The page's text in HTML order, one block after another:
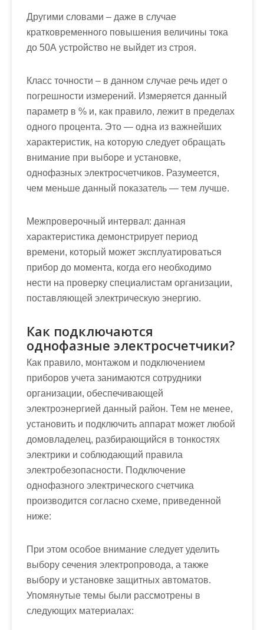
Другими словами – даже в случае
кратковременного повышения величины тока
до 50А устройство не выйдет из строя.
Класс точности – в данном случае речь идет о
погрешности измерений. Измеряется данный
параметр в % и, как правило, лежит в пределах
одного процента. Это — одна из важнейших
характеристик, на которую следует обращать
внимание при выборе и установке,
однофазных электросчетчиков. Разумеется,
чем меньше данный показатель — тем лучше.
Межпроверочный интервал: данная
характеристика демонстрирует период
времени, который может эксплуатироваться
прибор до момента, когда его необходимо
нести на проверку специалистам организации,
поставляющей электрическую энергию.
Как подключаются
однофазные электросчетчики?
Как правило, монтажом и подключением
приборов учета занимаются сотрудники
организации, обеспечивающей
электроэнергией данный район. Тем не менее,
установить и подключить аппарат может любой
домовладелец, разбирающийся в тонкостях
электрики и соблюдающий правила
электробезопасности. Подключение
однофазного электрического счетчика
производится согласно схеме, приведенной
ниже:
При этом особое внимание следует уделить
выбору сечения электропровода, а также
выбору и установке защитных автоматов.
Упомянутые темы были рассмотрены в
следующих материалах: